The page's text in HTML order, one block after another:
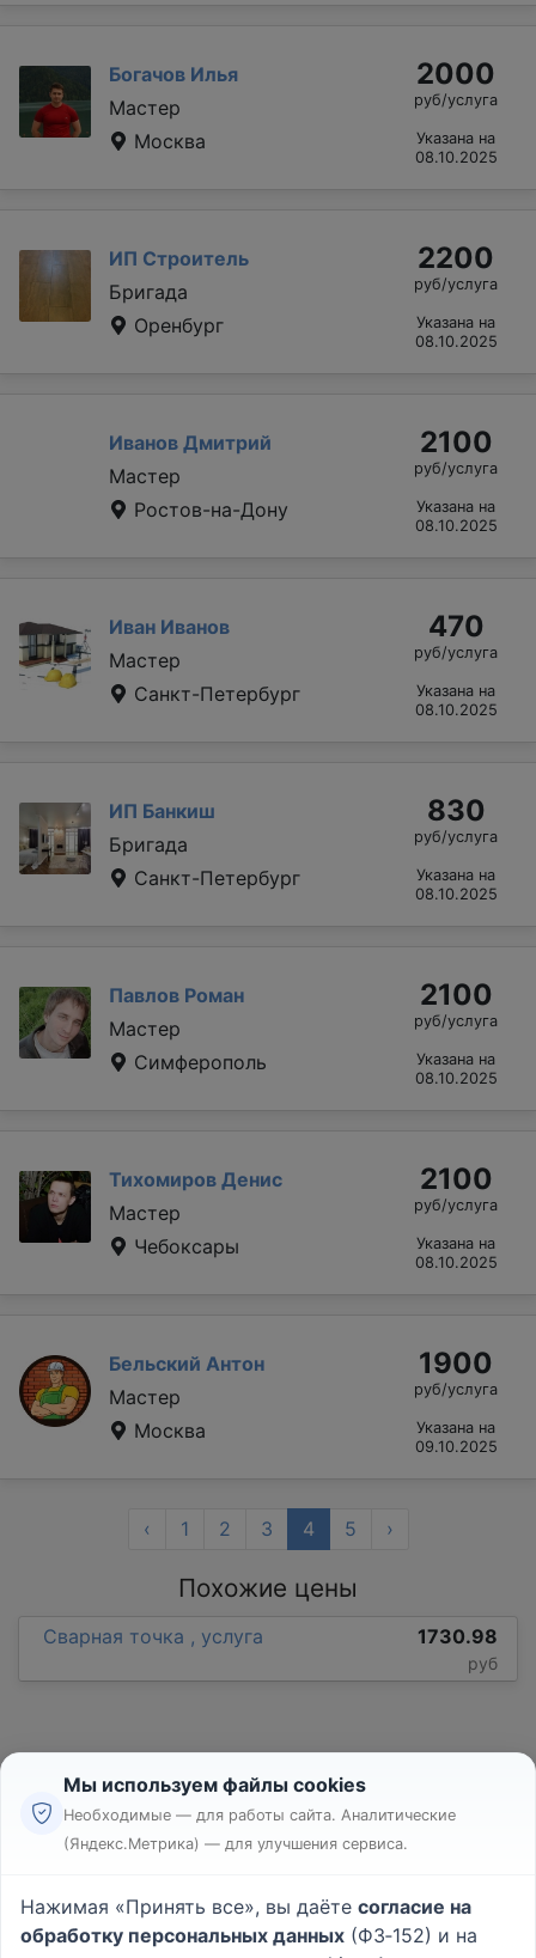
Богачов Илья
Мастер
Москва
2000
руб/услуга
Указана на
08.10.2025
ИП Строитель
Бригада
Оренбург
2200
руб/услуга
Указана на
08.10.2025
Иванов Дмитрий
Мастер
Ростов-на-Дону
2100
руб/услуга
Указана на
08.10.2025
Иван Иванов
Мастер
Санкт-Петербург
470
руб/услуга
Указана на
08.10.2025
ИП Банкиш
Бригада
Санкт-Петербург
830
руб/услуга
Указана на
08.10.2025
Павлов Роман
Мастер
Симферополь
2100
руб/услуга
Указана на
08.10.2025
Тихомиров Денис
Мастер
Чебоксары
2100
руб/услуга
Указана на
08.10.2025
Бельский Антон
Мастер
Москва
1900
руб/услуга
Указана на
09.10.2025
‹ 1 2 3 4 5 ›
Похожие цены
Сварная точка , услуга 1730.98
руб
Реклама
Пользовательское соглашение
Политика конфиденциальности
Мы используем файлы cookies
Необходимые — для работы сайта. Аналитические
(Яндекс.Метрика) — для улучшения сервиса.
Нажимая «Принять все», вы даёте согласие на
обработку персональных данных (ФЗ‑152) и на